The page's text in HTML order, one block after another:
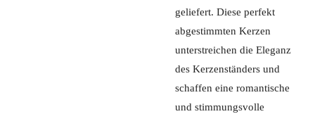
geliefert. Diese perfekt
abgestimmten Kerzen
unterstreichen die Eleganz
des Kerzenständers und
schaffen eine romantische
und stimmungsvolle